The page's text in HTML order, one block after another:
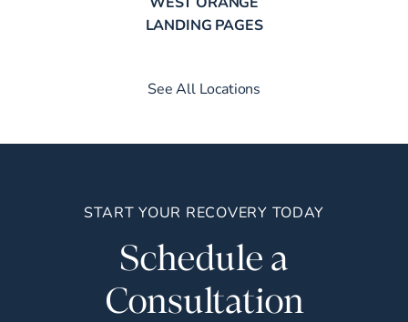
LANDING PAGES
See All Locations
START YOUR RECOVERY TODAY
Schedule a
Consultation